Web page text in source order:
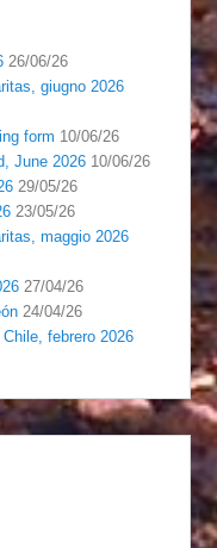
26/06/26
giugno 2026
form 10/06/26
June 2026 10/06/26
29/05/26
23/05/26
maggio 2026
27/04/26
24/04/26
febrero 2026